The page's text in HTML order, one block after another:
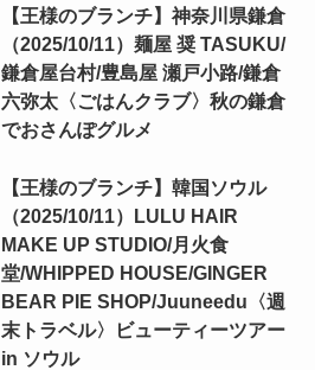
【王様のブランチ】神奈川県鎌倉
（2025/10/11）麺屋 奨 TASUKU/
鎌倉屋台村/豊島屋 瀬戸小路/鎌倉
六弥太〈ごはんクラブ〉秋の鎌倉
でおさんぽグルメ
【王様のブランチ】韓国ソウル
（2025/10/11）LULU HAIR
MAKE UP STUDIO/月火食
堂/WHIPPED HOUSE/GINGER
BEAR PIE SHOP/Juuneedu〈週
末トラベル〉ビューティーツアー
in ソウル